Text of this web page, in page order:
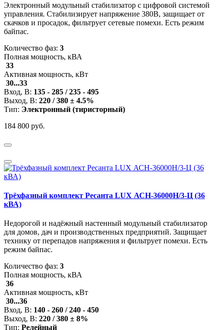
Электронный модульный стабилизатор с цифровой системой
управления. Стабилизирует напряжение 380В, защищает от
скачков и просадок, фильтрует сетевые помехи. Есть режим
байпас.
Количество фаз: 3
Полная мощность, кВА
33
Активная мощность, кВт
30...33
Вход, В: 135 - 285 / 235 - 495
Выход, В: 220 / 380 ± 4.5%
Тип: Электронный (тиристорный)
184 800 руб.
Трёхфазный комплект Ресанта LUX АСН-36000Н/3-Ц (36
кВА)
Недорогой и надёжный настенный модульный стабилизатор
для домов, дач и производственных предприятий. Защищает
технику от перепадов напряжения и фильтрует помехи. Есть
режим байпас.
Количество фаз: 3
Полная мощность, кВА
36
Активная мощность, кВт
30...36
Вход, В: 140 - 260 / 240 - 450
Выход, В: 220 / 380 ± 8%
Тип: Релейный